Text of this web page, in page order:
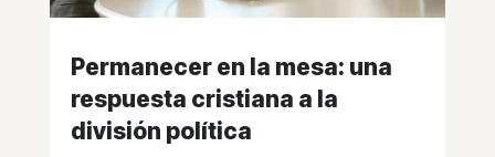
Permanecer en la mesa: una
respuesta cristiana a la
división política